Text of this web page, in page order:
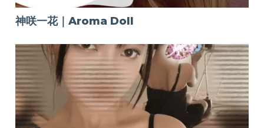
神咲一花｜Aroma Doll